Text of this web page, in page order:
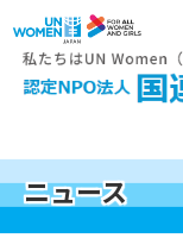
ニュース